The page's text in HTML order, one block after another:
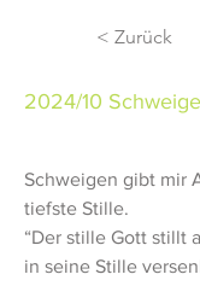
< Zurück
2024/10
Schweigen gibt mir
tiefste Stille.
“Der stille Gott stillt
in seine Stille